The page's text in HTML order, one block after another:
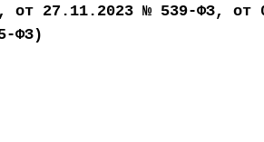
от 27.11.2023 № 539-ФЗ, от
ФЗ)